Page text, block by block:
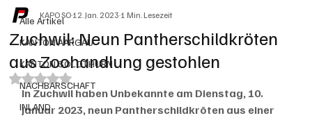
Alle Artikel
KANTON AARGAU
KANTON SOLOTHURN
NACHBARSCHAFT
INLAND
Zuchwil: Neun Pantherschildkröten
aus Zoohandlung gestohlen
KAPO SO12. Jan. 20231 Min. Lesezeit
Mit NaN von 5 Sternen bewertet.
In Zuchwil haben Unbekannte am Dienstag, 10.
Januar 2023, neun Pantherschildkröten aus einer